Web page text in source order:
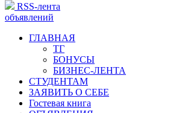
RSS-лента
объявлений
ГЛАВНАЯ
ТГ
БОНУСЫ
БИЗНЕС-ЛЕНТА
СТУДЕНТАМ
ЗАЯВИТЬ О СЕБЕ
Гостевая книга